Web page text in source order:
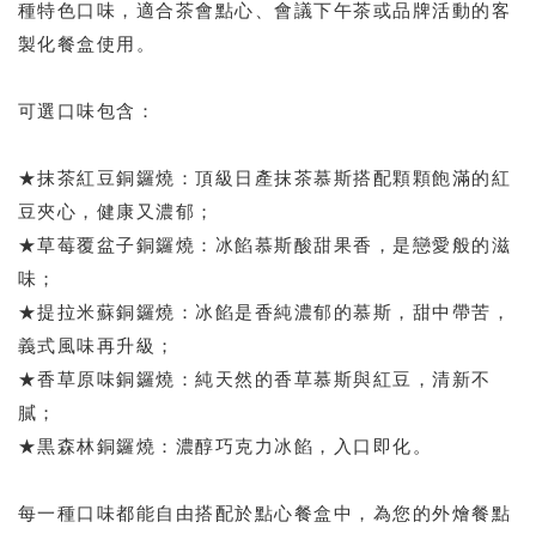
種特色口味，適合茶會點心、會議下午茶或品牌活動的客
製化餐盒使用。
可選口味包含：
★抹茶紅豆銅鑼燒：頂級日產抹茶慕斯搭配顆顆飽滿的紅
豆夾心，健康又濃郁；
★草莓覆盆子銅鑼燒： 冰餡慕斯酸甜果香，是戀愛般的滋
味；
★提拉米蘇銅鑼燒： 冰餡是香純濃郁的慕斯，甜中帶苦，
義式風味再升級；
★香草原味銅鑼燒：純天然的香草慕斯與紅豆，清新不
膩；
★黒森林銅鑼燒： 濃醇巧克力冰餡，入口即化。
每一種口味都能自由搭配於點心餐盒中，為您的外燴餐點